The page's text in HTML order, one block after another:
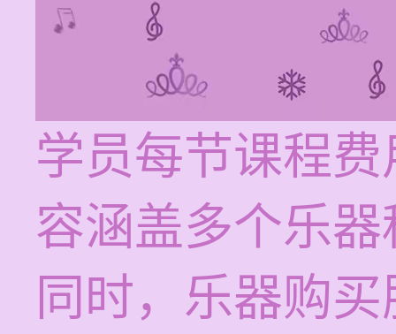
学员每节课程
容涵盖多个乐
同时，乐器购